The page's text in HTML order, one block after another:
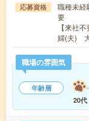
応募資格
職種未経
要
【来社
婦(夫)
職場の雰囲気
年齢層
20代